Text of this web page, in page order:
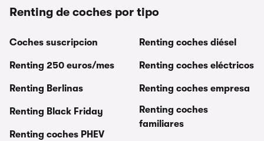
Renting de coches por tipo
Coches suscripcion
Renting 250 euros/mes
Renting Berlinas
Renting Black Friday
Renting coches PHEV
Renting coches diésel
Renting coches eléctricos
Renting coches empresa
Renting coches
familiares